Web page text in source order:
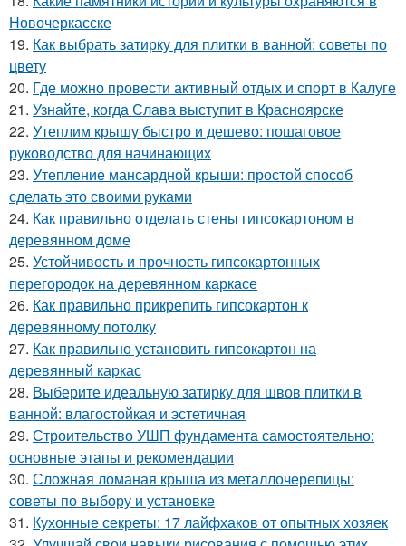
Новочеркасске
19. Как выбрать затирку для плитки в ванной: советы по
цвету
20. Где можно провести активный отдых и спорт в Калуге
21. Узнайте, когда Слава выступит в Красноярске
22. Утеплим крышу быстро и дешево: пошаговое
руководство для начинающих
23. Утепление мансардной крыши: простой способ
сделать это своими руками
24. Как правильно отделать стены гипсокартоном в
деревянном доме
25. Устойчивость и прочность гипсокартонных
перегородок на деревянном каркасе
26. Как правильно прикрепить гипсокартон к
деревянному потолку
27. Как правильно установить гипсокартон на
деревянный каркас
28. Выберите идеальную затирку для швов плитки в
ванной: влагостойкая и эстетичная
29. Строительство УШП фундамента самостоятельно:
основные этапы и рекомендации
30. Сложная ломаная крыша из металлочерепицы:
советы по выбору и установке
31. Кухонные секреты: 17 лайфхаков от опытных хозяек